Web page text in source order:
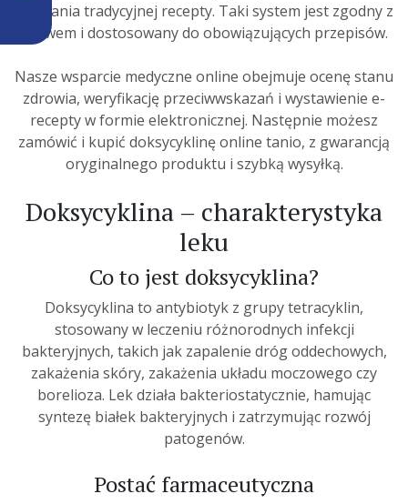
wysyłania tradycyjnej recepty. Taki system jest zgodny z
prawem i dostosowany do obowiązujących przepisów.
Nasze wsparcie medyczne online obejmuje ocenę stanu
zdrowia, weryfikację przeciwwskazań i wystawienie e-
recepty w formie elektronicznej. Następnie możesz
zamówić i kupić doksycyklinę online tanio, z gwarancją
oryginalnego produktu i szybką wysyłką.
Doksycyklina – charakterystyka
leku
Co to jest doksycyklina?
Doksycyklina to antybiotyk z grupy tetracyklin,
stosowany w leczeniu różnorodnych infekcji
bakteryjnych, takich jak zapalenie dróg oddechowych,
zakażenia skóry, zakażenia układu moczowego czy
borelioza. Lek działa bakteriostatycznie, hamując
syntezę białek bakteryjnych i zatrzymując rozwój
patogenów.
Postać farmaceutyczna